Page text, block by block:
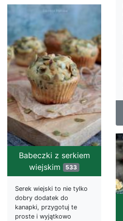
Babeczki z serkiem
wiejskim 533
Serek wiejski to nie tylko
dobry dodatek do
kanapki, przygotuj te
proste i wyjątkowo